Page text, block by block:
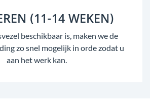
(11-14 WEKEN)
beschikbaar is, maken we de
zo snel mogelijk in orde zodat u
aan het werk kan.